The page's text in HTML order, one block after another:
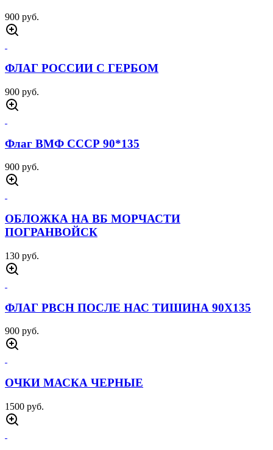
900 руб.
ФЛАГ РОССИИ С ГЕРБОМ
900 руб.
Флаг ВМФ СССР 90*135
900 руб.
ОБЛОЖКА НА ВБ МОРЧАСТИ
ПОГРАНВОЙСК
130 руб.
ФЛАГ РВСН ПОСЛЕ НАС ТИШИНА 90Х135
900 руб.
ОЧКИ МАСКА ЧЕРНЫЕ
1500 руб.